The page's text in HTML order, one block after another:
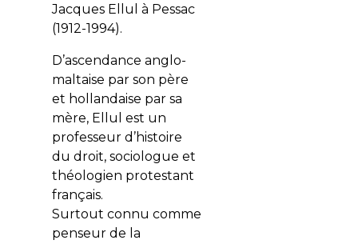
Jacques Ellul à Pessac
(1912-1994).
D’ascendance anglo-
maltaise par son père
et hollandaise par sa
mère, Ellul est un
professeur d’histoire
du droit, sociologue et
théologien protestant
français.
Surtout connu comme
penseur de la